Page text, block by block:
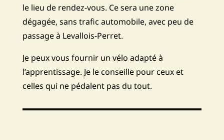
le lieu de rendez-vous. Ce sera une zone
dégagée, sans trafic automobile, avec peu de
passage à Levallois-Perret.
Je peux vous fournir un vélo adapté à
l’apprentissage. Je le conseille pour ceux et
celles qui ne pédalent pas du tout.